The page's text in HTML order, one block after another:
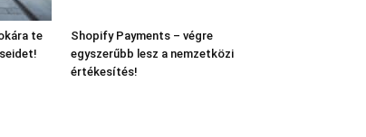
te
Shopify Payments – végre
egyszerűbb lesz a nemzetközi
értékesítés!